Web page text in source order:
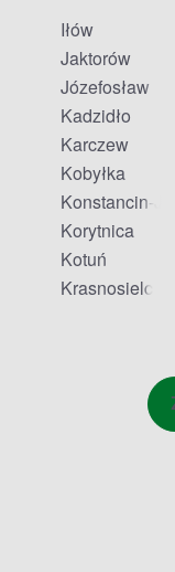
Iłów
Jaktorów
Józefosław
Kadzidło
Karczew
Kobyłka
Konstancin-
Korytnica
Kotuń
Krasnosielc